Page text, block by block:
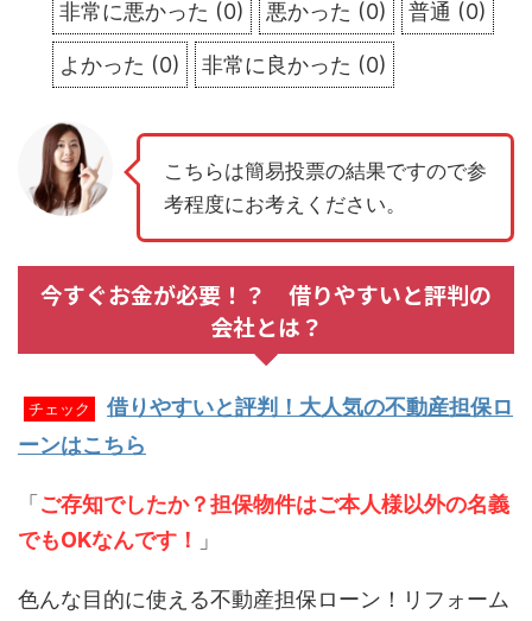
非常に悪かった (0) 悪かった (0) 普通 (0)
よかった (0) 非常に良かった (0)
こちらは簡易投票の結果ですので参
考程度にお考えください。
今すぐお金が必要！？ 借りやすいと評判の
会社とは？
チェック
借りやすいと評判！大人気の不動産担保ロ
ーンはこちら
「 ご存知でしたか？担保物件はご本人様以外の名義
でもOKなんです！
」
色んな目的に使える不動産担保ローン！リフォーム